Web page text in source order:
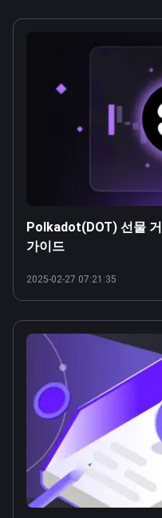
Polkadot(DOT) 선물
가이드
2025-02-27 07:21:35